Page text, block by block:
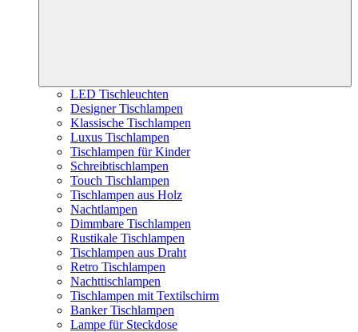
LED Tischleuchten
Designer Tischlampen
Klassische Tischlampen
Luxus Tischlampen
Tischlampen für Kinder
Schreibtischlampen
Touch Tischlampen
Tischlampen aus Holz
Nachtlampen
Dimmbare Tischlampen
Rustikale Tischlampen
Tischlampen aus Draht
Retro Tischlampen
Nachttischlampen
Tischlampen mit Textilschirm
Banker Tischlampen
Lampe für Steckdose